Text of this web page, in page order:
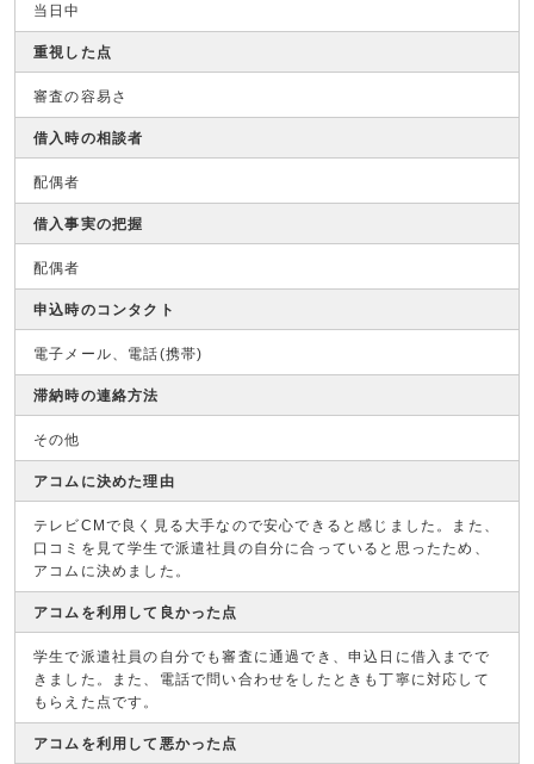
当日中
重視した点
審査の容易さ
借入時の相談者
配偶者
借入事実の把握
配偶者
申込時のコンタクト
電子メール、電話(携帯)
滞納時の連絡方法
その他
アコムに決めた理由
テレビCMで良く見る大手なので安心できると感じました。また、
口コミを見て学生で派遣社員の自分に合っていると思ったため、
アコムに決めました。
アコムを利用して良かった点
学生で派遣社員の自分でも審査に通過でき、申込日に借入までで
きました。また、電話で問い合わせをしたときも丁寧に対応して
もらえた点です。
アコムを利用して悪かった点